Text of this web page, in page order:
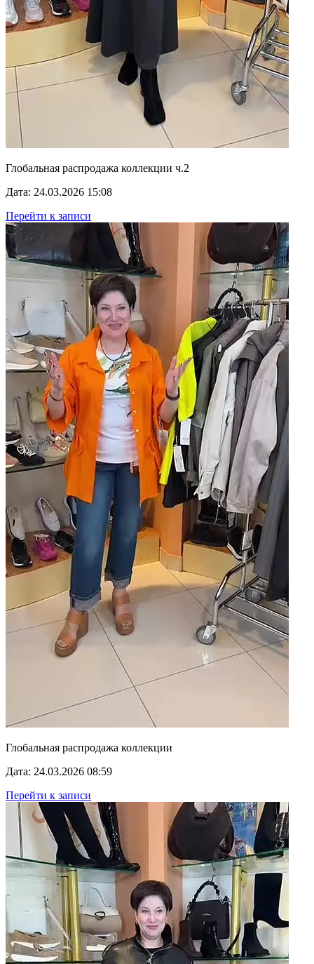
Глобальная распродажа коллекции ч.2
Дата: 24.03.2026 15:08
Перейти к записи
Глобальная распродажа коллекции
Дата: 24.03.2026 08:59
Перейти к записи